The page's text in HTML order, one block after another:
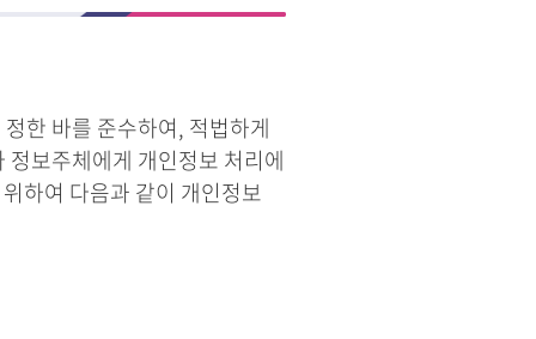
한 바를 준수하여, 적법하게
보주체에게 개인정보 처리에
하여 다음과 같이 개인정보